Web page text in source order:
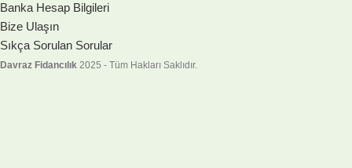
Banka Hesap Bilgileri
Bize Ulaşın
Sıkça Sorulan Sorular
Davraz Fidancılık 2025 - Tüm Hakları Saklıdır.